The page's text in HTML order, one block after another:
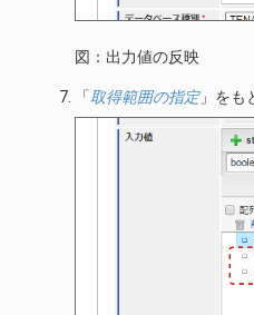
図：出力値の反映
「取得範囲の指定」をも